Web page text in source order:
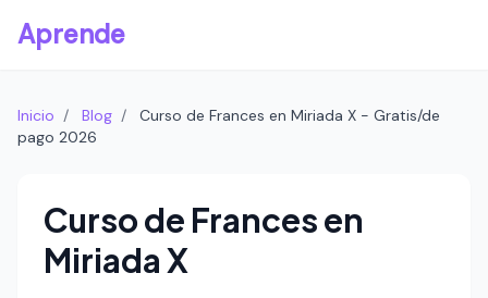
Aprende
Inicio / Blog /
Curso de Frances en Miriada X - Gratis/de
pago 2026
Curso de Frances en
Miriada X